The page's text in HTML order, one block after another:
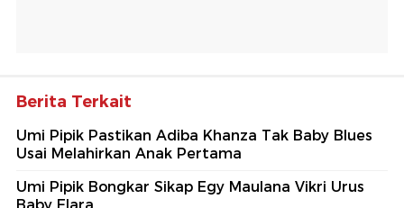
Berita Terkait
Umi Pipik Pastikan Adiba Khanza Tak Baby Blues
Usai Melahirkan Anak Pertama
Umi Pipik Bongkar Sikap Egy Maulana Vikri Urus